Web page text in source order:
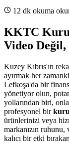
12 dk okuma
KKTC
Video Değil,
Kuzey Kıbrıs'ın
ayırmak her
Lefkoşa'da bir
yönetiyor olun,
yollarından biri,
profesyonel bir
ürünlerinizi veya
markanızın
kalıcı bir etki